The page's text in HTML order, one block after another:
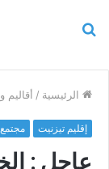
الرئيسية / أقاليم
إقليم تيزنيت مجتمع
عاجل :